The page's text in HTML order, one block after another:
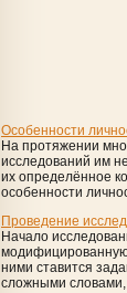
Особенности
На протяжении
исследований им
их определённое
особенности
Проведение
Начало
модифицированную
ними ставится
сложными словами,